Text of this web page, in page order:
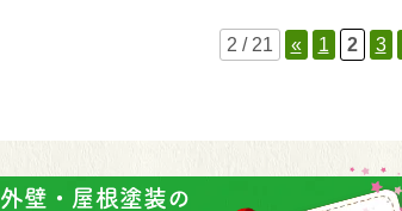
2 / 21 « 1 2 3
外壁・屋根塗装の